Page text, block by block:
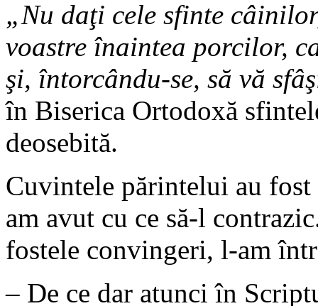
„Nu daţi cele sfinte
voastre înaintea porcilor,
şi, întorcându-se, să vă
în Biserica Ortodoxă
deosebită.
Cuvintele părintelui au
am avut cu ce să-l
fostele convingeri, l-am
– De ce dar atunci în